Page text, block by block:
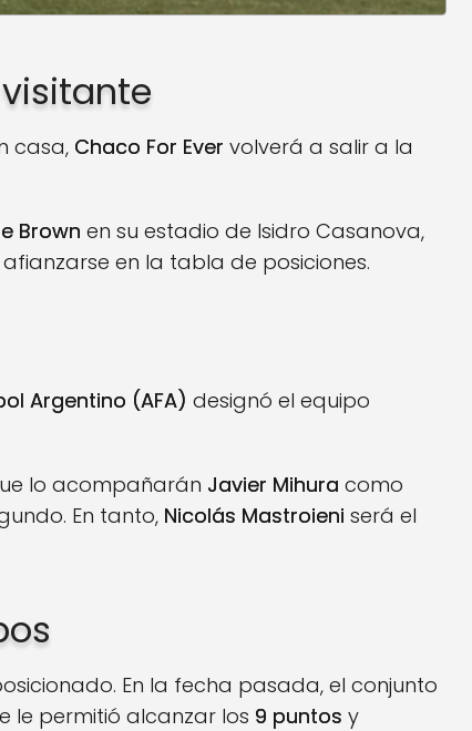
casa, Chaco For Ever volverá a salir a la
Brown en su estadio de Isidro Casanova,
en la tabla de posiciones.
Argentino (AFA) designó el equipo
lo acompañarán Javier Mihura como
En tanto, Nicolás Mastroieni será el
En la fecha pasada, el conjunto
le permitió alcanzar los 9 puntos y